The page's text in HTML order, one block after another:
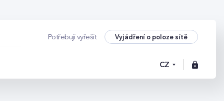
Potřebuji vyřešit Vyjádření o poloze sítě
CZ